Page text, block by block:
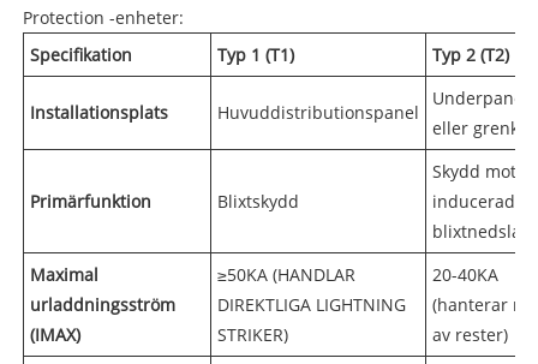
Protection -enheter:
Specifikation
Typ 1 (T1) Typ 2 (T2)
Installationsplats Huvuddistributionspanel
Underpanel
eller
Primärfunktion Blixtskydd
Skydd mot
inducerad
blixtnedslag
Maximal
urladdningsström
(IMAX)
≥50KA (HANDLAR
DIREKTLIGA LIGHTNING
STRIKER)
20-40KA
(hanterar
av rester)